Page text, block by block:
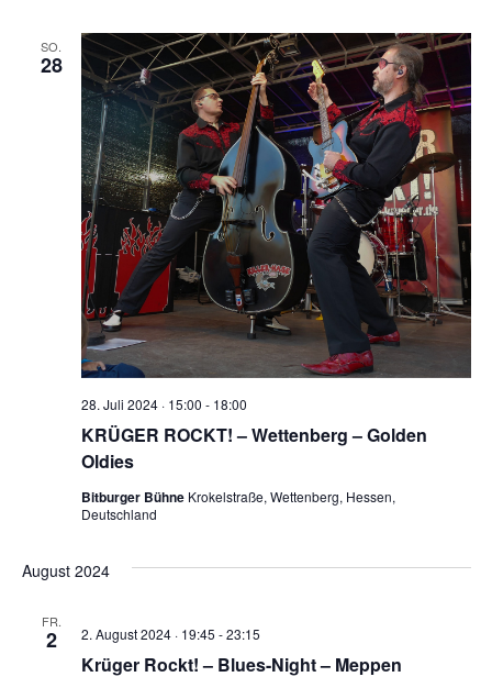
SO.
28
KRÜGER ROCKT! – Wettenberg – Golden
Oldies
28. Juli 2024 · 15:00 - 18:00
Bitburger Bühne Krokelstraße, Wettenberg, Hessen,
Deutschland
August 2024
FR.
2
Krüger Rockt! – Blues-Night – Meppen
2. August 2024 · 19:45 -23:15